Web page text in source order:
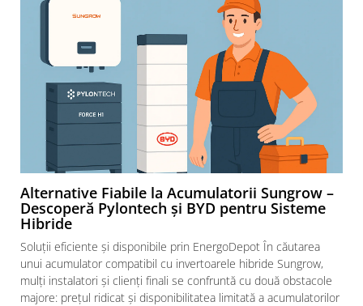
Alternative Fiabile la Acumulatorii Sungrow –
Descoperă Pylontech și BYD pentru Sisteme
Hibride
Soluții eficiente și disponibile prin EnergoDepot În căutarea
unui acumulator compatibil cu invertoarele hibride Sungrow,
mulți instalatori și clienți finali se confruntă cu două obstacole
majore: prețul ridicat și disponibilitatea limitată a acumulatorilor